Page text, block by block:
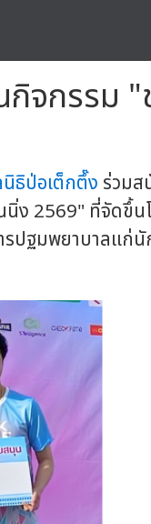
กิจกรรม
ธิป่อเต็กตึ๊ง ร่วม
นิ่ง 2569" ที่จัดขึ้น
ปฐมพยาบาลแก่นั